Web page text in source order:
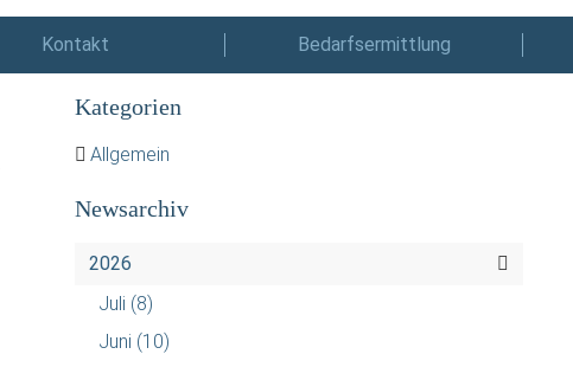
Kontakt Bedarfsermittlung
Kategorien
Allgemein
Newsarchiv
2026
Juli (8)
Juni (10)